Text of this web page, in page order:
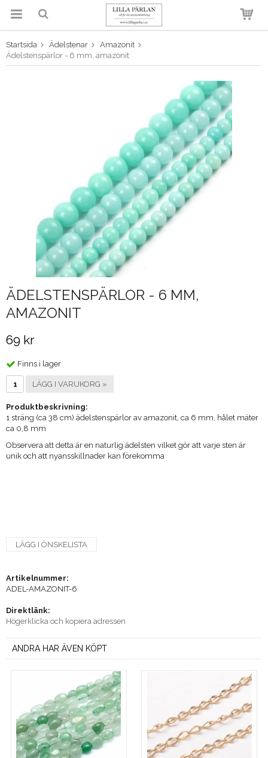
Produkten har blivit tillagd i
varukorgen
Startsida Ädelstenar
Amazonit
Ädelstenspärlor - 6 mm, amazonit
ÄDELSTENSPÄRLOR - 6 MM,
AMAZONIT
69 kr
Finns i lager
LÄGG I VARUKORG »
Produktbeskrivning:
1 sträng (ca 38 cm) ädelstenspärlor av amazonit, ca 6 mm, hålet mäter
ca 0,8 mm
Observera att detta är en naturlig ädelsten vilket gör att varje sten är
unik och att nyansskillnader kan förekomma
LÄGG I ÖNSKELISTA
Artikelnummer:
ADEL-AMAZONIT-6
Direktlänk:
Högerklicka och kopiera adressen
ANDRA HAR ÄVEN KÖPT